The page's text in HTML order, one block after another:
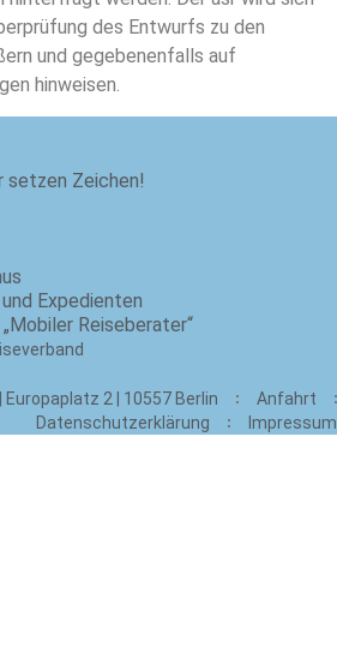
des Entwurfs zu den
und gegebenenfalls auf
hinweisen.
setzen Zeichen!
Expedienten
Reiseberater“
Europaplatz 2 | 10557 Berlin
Anfahrt
Datenschutzerklärung
Impressum